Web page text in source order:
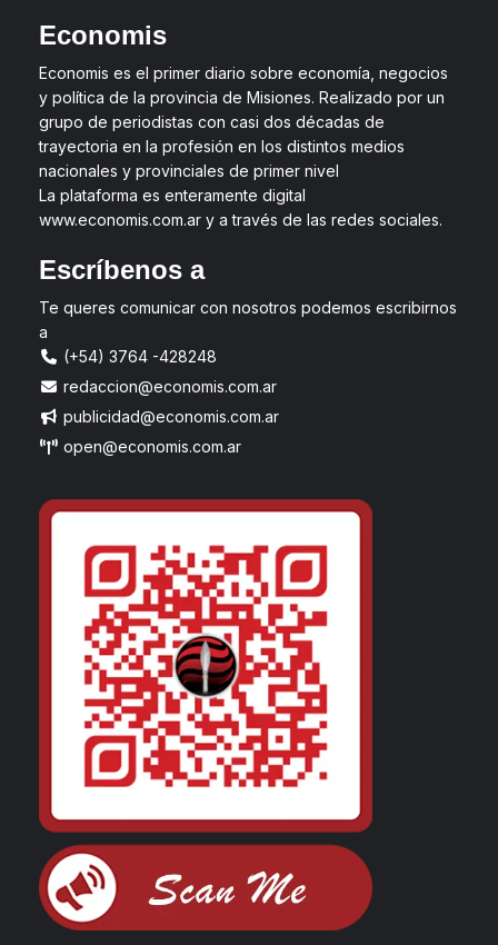
Economis
Economis es el primer diario sobre economía, negocios
y política de la provincia de Misiones. Realizado por un
grupo de periodistas con casi dos décadas de
trayectoria en la profesión en los distintos medios
nacionales y provinciales de primer nivel
La plataforma es enteramente digital
www.economis.com.ar y a través de las redes sociales.
Escríbenos a
Te queres comunicar con nosotros podemos escribirnos
a
(+54) 3764 -428248
redaccion@economis.com.ar
publicidad@economis.com.ar
open@economis.com.ar